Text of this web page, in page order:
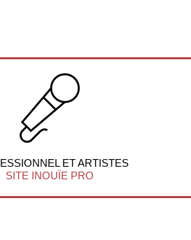
ET ARTISTES
SITE INOUÏE PRO